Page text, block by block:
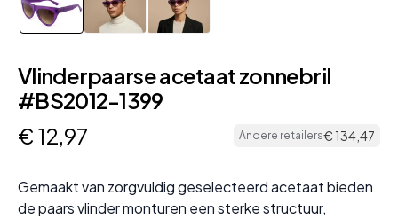
Vlinderpaarse acetaat zonnebril
#BS2012-1399
€ 12,97 Andere retailers€134,47
Gemaakt van zorgvuldig geselecteerd acetaat bieden
de paars vlinder monturen een sterke structuur,